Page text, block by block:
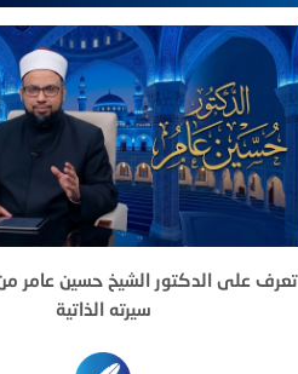
تعرف على الدكتور الشيخ حسين عامر
سيرته الذاتية